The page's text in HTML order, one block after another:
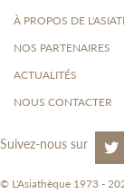
À PROPOS DE
NOS PARTENAIRES
ACTUALITÉS
NOUS CONTACTER
Suivez-nous sur
© L'Asiathèque 1973 -